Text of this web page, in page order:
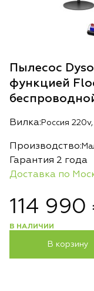
Пылесос
функцией
Вилка: Россия
Производство:
Гарантия 2 года
Доставка по
114 990
В НАЛИЧИИ
В корзину